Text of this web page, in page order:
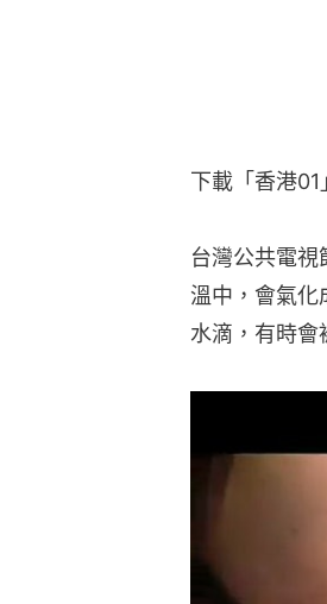
下載「香港01
台灣公共電
溫中，會氣化
水滴，有時會